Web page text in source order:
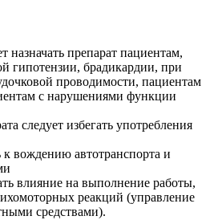
назначать препарат пациентам,
гипотензии, брадикардии, при
проводимости, пациентам
с нарушениями функции
следует избегать употребления
вождению автотранспорта и
влияние на выполнение работы,
реакций (управление
средствами).